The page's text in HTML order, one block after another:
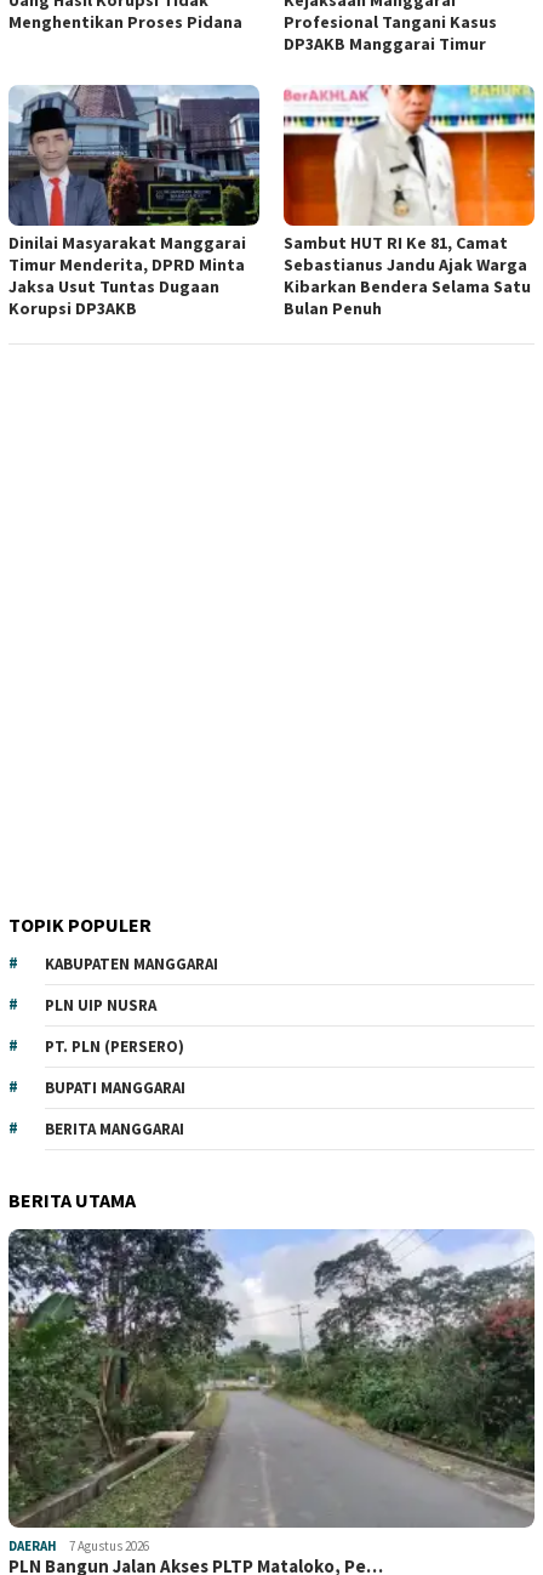
Menghentikan Proses Pidana
Profesional Tangani Kasus
DP3AKB Manggarai Timur
Dinilai Masyarakat Manggarai
Timur Menderita, DPRD Minta
Jaksa Usut Tuntas Dugaan
Korupsi DP3AKB
Sambut HUT RI Ke 81, Camat
Sebastianus Jandu Ajak Warga
Kibarkan Bendera Selama Satu
Bulan Penuh
TOPIK POPULER
KABUPATEN MANGGARAI
PLN UIP NUSRA
PT. PLN (PERSERO)
BUPATI MANGGARAI
BERITA MANGGARAI
BERITA UTAMA
DAERAH 7 Agustus 2026
PLN Bangun Jalan Akses PLTP Mataloko, Pe…